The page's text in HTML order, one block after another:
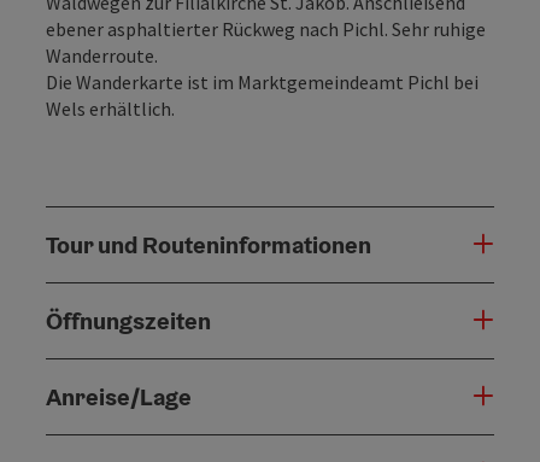
ebener asphaltierter Rückweg nach Pichl. Sehr ruhige
Wanderroute.
Die Wanderkarte ist im Marktgemeindeamt Pichl bei
Wels erhältlich.
Tour und Routeninformationen
Öffnungszeiten
Anreise/Lage